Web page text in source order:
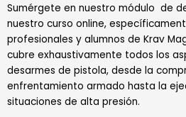
Sumérgete en nuestro módulo de
nuestro curso online,
profesionales y alumnos de Krav
cubre exhaustivamente todos los
desarmes de pistola, desde la
enfrentamiento armado hasta la
situaciones de alta presión.